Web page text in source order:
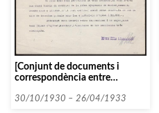
[Conjunt de documents i
correspondència entre
i entitats seguint un ordre
30/10/1930 – 26/04/1933